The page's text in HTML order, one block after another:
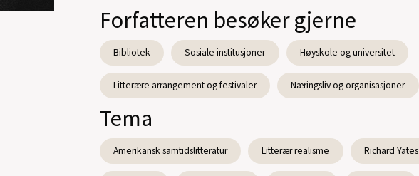
Forfatteren besøker gjerne
Bibliotek Sosiale institusjoner Høyskole og universitet
Litterære arrangement og festivaler Næringsliv og organisasjoner
Tema
Amerikansk samtidslitteratur Litterær realisme Richard Yates